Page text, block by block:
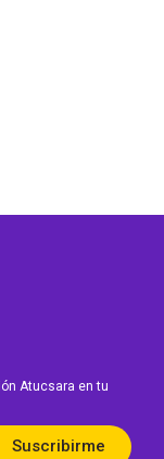
Atucsara en tu
Suscribirme